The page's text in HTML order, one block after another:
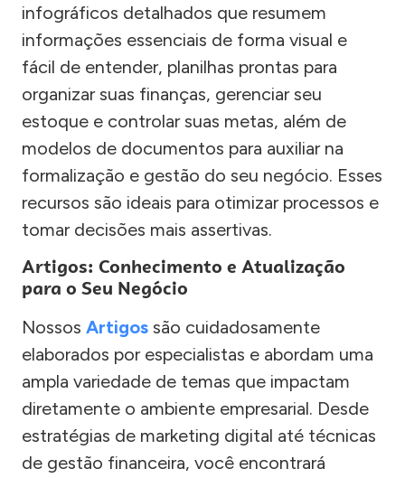
infográficos detalhados que resumem
informações essenciais de forma visual e
fácil de entender, planilhas prontas para
organizar suas finanças, gerenciar seu
estoque e controlar suas metas, além de
modelos de documentos para auxiliar na
formalização e gestão do seu negócio. Esses
recursos são ideais para otimizar processos e
tomar decisões mais assertivas.
Artigos: Conhecimento e Atualização
para o Seu Negócio
Nossos Artigos são cuidadosamente
elaborados por especialistas e abordam uma
ampla variedade de temas que impactam
diretamente o ambiente empresarial. Desde
estratégias de marketing digital até técnicas
de gestão financeira, você encontrará